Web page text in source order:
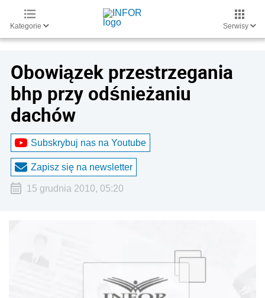
Kategorie Serwisy
Obowiązek przestrzegania
bhp przy odśnieżaniu
dachów
Subskrybuj nas na Youtube
Zapisz się na newsletter
15 grudnia 2010, 05:20